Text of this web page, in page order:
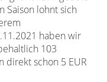
Saison lohnt sich
haben wir
103
direkt schon 5 EUR